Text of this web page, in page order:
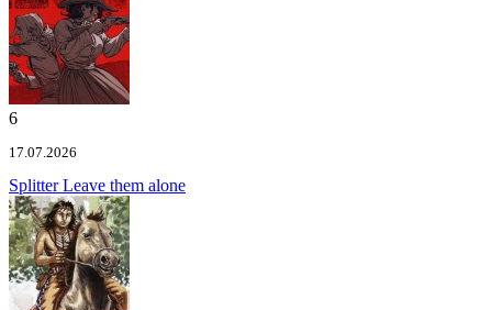
6
17.07.2026
SplitterLeave them alone